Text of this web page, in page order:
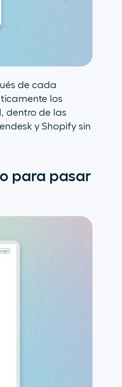
de cada
los
dentro de las
y Shopify sin
para pasar